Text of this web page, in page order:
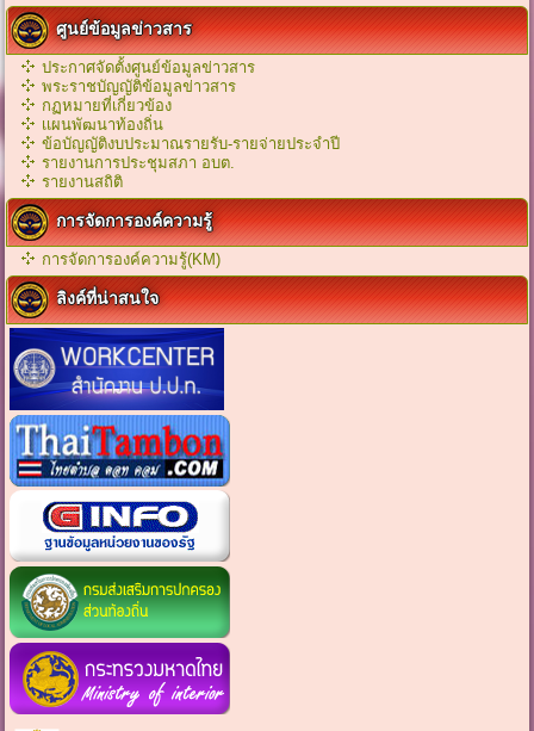
ศูนย์ข้อมูลข่าวสาร
ประกาศจัดตั้งศูนย์ข้อมูลข่าวสาร
พระราชบัญญัติข้อมูลข่าวสาร
กฏหมายที่เกี่ยวข้อง
เเผนพัฒนาท้องถิ่น
ข้อบัญญัติงบประมาณรายรับ-รายจ่ายประจำปี
รายงานการประชุมสภา อบต.
รายงานสถิติ
การจัดการองค์ความรู้
การจัดการองค์ความรู้(KM)
ลิงค์ที่น่าสนใจ